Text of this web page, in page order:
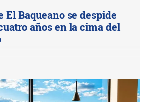
El Baqueano se despide
años en la cima del